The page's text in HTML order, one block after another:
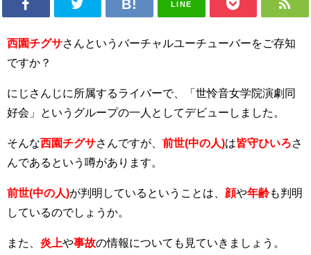
LINE
西園チグサさんというバーチャルユーチューバーをご存知
ですか？
にじさんじに所属するライバーで、「世怜音女学院演劇同
好会」というグループの一人としてデビューしました。
そんな西園チグサさんですが、 前世(中の人)は皆守ひいろさ
んであるという噂があります。
前世(中の人)が判明しているということは、 顔や年齢も判明
しているのでしょうか。
また、 炎上や事故の情報についても見ていきましょう。